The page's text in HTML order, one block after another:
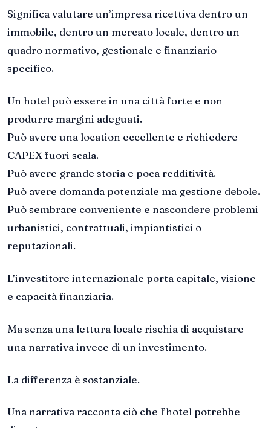
Significa valutare un’impresa ricettiva dentro un
immobile, dentro un mercato locale, dentro un
quadro normativo, gestionale e finanziario
specifico.
Un hotel può essere in una città forte e non
produrre margini adeguati.
Può avere una location eccellente e richiedere
CAPEX fuori scala.
Può avere grande storia e poca redditività.
Può avere domanda potenziale ma gestione debole.
Può sembrare conveniente e nascondere problemi
urbanistici, contrattuali, impiantistici o
reputazionali.
L’investitore internazionale porta capitale, visione
e capacità finanziaria.
Ma senza una lettura locale rischia di acquistare
una narrativa invece di un investimento.
La differenza è sostanziale.
Una narrativa racconta ciò che l’hotel potrebbe